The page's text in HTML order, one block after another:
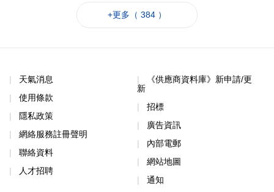
+更多（ 384 ）
天氣消息
使用條款
隱私政策
網絡服務註冊聲明
聯絡資料
人才招聘
《供應商資料庫》新申請/更
新
招標
廣告資訊
內部電郵
網站地圖
通知